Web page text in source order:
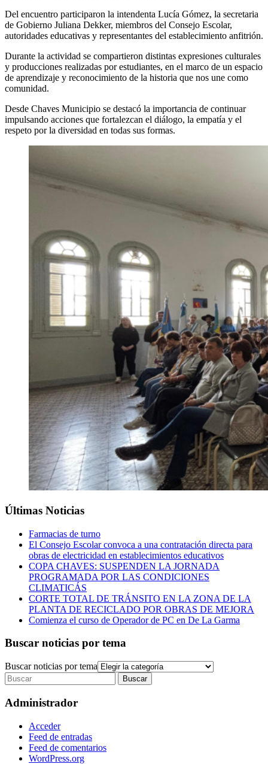
Del encuentro participaron la intendenta Lucía Gómez, la secretaria
de Gobierno Juliana Dekker, miembros del Consejo Escolar,
autoridades educativas y representantes del establecimiento anfitrión.
Durante la actividad se compartieron distintas expresiones culturales
y producciones realizadas por estudiantes, en el marco de un espacio
de aprendizaje y reconocimiento de la historia que nos une como
comunidad.
Desde Chaves Municipio se destacó la importancia de continuar
impulsando acciones que fortalezcan el diálogo, la empatía y el
respeto por la diversidad en todas sus formas.
Últimas Noticias
Farmacias de turno
El Consejo Escolar convoca a una contratación directa para
obras de electricidad en establecimientos educativos
COPA CHAVES: SUSPENDEN LA JORNADA
PROGRAMADA POR LAS CONDICIONES
CLIMATICÁS
CORTE TOTAL DE TRÁNSITO EN LA ZONA DE LA
PLANTA DE RECICLADO POR OBRAS DE MEJORA
Comienza el curso de Operador de PC en De La Garma
Buscar noticias por tema
Buscar noticias por tema
Administrador
Acceder
Feed de entradas
Feed de comentarios
WordPress.org